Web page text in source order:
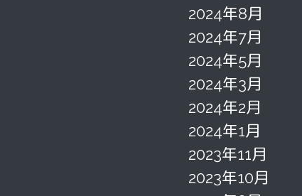
2024年8月
2024年7月
2024年5月
2024年3月
2024年2月
2024年1月
2023年11月
2023年10月